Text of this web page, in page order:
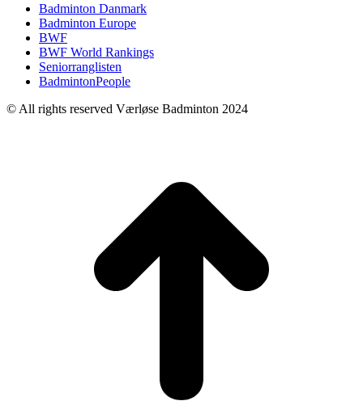
Badminton Danmark
Badminton Europe
BWF
BWF World Rankings
Seniorranglisten
BadmintonPeople
© All rights reserved Værløse Badminton 2024